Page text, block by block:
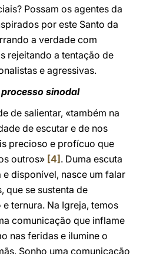
Possam os agentes da
por este Santo da
a verdade com
rejeitando a tentação de
e agressivas.
sinodal
de salientar, «também na
de escutar e de nos
precioso e profícuo que
outros» [4] . Duma escuta
disponível, nasce um falar
que se sustenta de
ternura. Na Igreja, temos
comunicação que inflame
nas feridas e ilumine o
Sonho uma comunicação